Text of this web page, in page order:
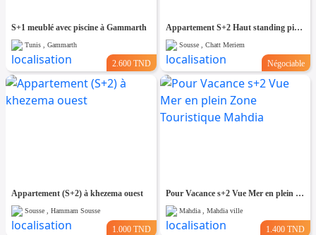
S+1 meublé avec piscine à Gammarth
Tunis , Gammarth
2.600 TND
Appartement S+2 Haut standing pied dans l'eau à chatt_mariem
Sousse , Chatt Meriem
Négociable
Appartement (S+2) à khezema ouest
Sousse , Hammam Sousse
1.000 TND
Pour Vacance s+2 Vue Mer en plein Zone Touristique Mahdia
Mahdia , Mahdia ville
1.400 TND